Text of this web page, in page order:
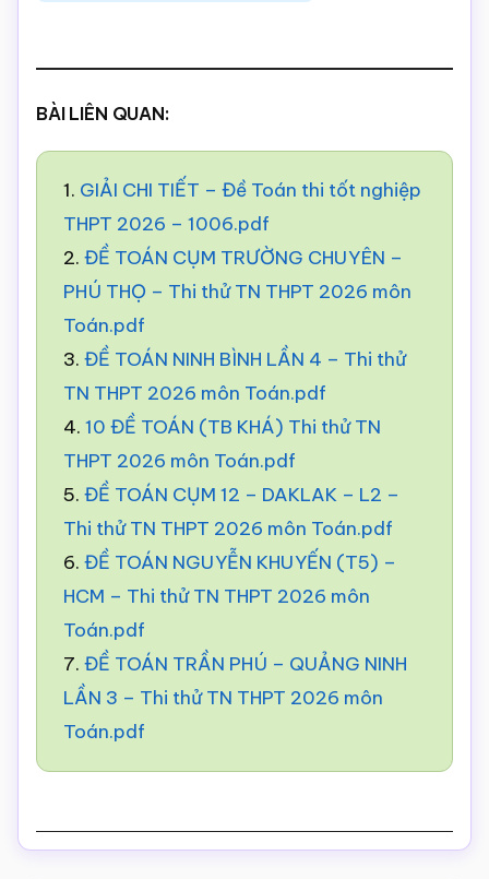
BÀI LIÊN QUAN:
1. GIẢI CHI TIẾT – Đề Toán thi tốt nghiệp
THPT 2026 – 1006.pdf
2. ĐỀ TOÁN CỤM TRƯỜNG CHUYÊN –
PHÚ THỌ – Thi thử TN THPT 2026 môn
Toán.pdf
3. ĐỀ TOÁN NINH BÌNH LẦN 4 – Thi thử
TN THPT 2026 môn Toán.pdf
4. 10 ĐỀ TOÁN (TB KHÁ) Thi thử TN
THPT 2026 môn Toán.pdf
5. ĐỀ TOÁN CỤM 12 – DAKLAK – L2 –
Thi thử TN THPT 2026 môn Toán.pdf
6. ĐỀ TOÁN NGUYỄN KHUYẾN (T5) –
HCM – Thi thử TN THPT 2026 môn
Toán.pdf
7. ĐỀ TOÁN TRẦN PHÚ – QUẢNG NINH
LẦN 3 – Thi thử TN THPT 2026 môn
Toán.pdf